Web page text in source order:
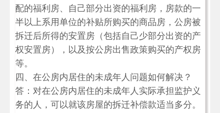
配的福利房、自己部分出资的福利房，房款的一
半以上系用单位的补贴所购买的商品房，公房被
拆迁后所得的安置房（包括自己少部分出资的产
权安置房），以及按公房出售政策购买的产权房
等。
四、在公房内居住的未成年人问题如何解决？
答：对在公房内居住的未成年人实际承担监护义
务的人，可以就该房屋的拆迁补偿款适当多分。